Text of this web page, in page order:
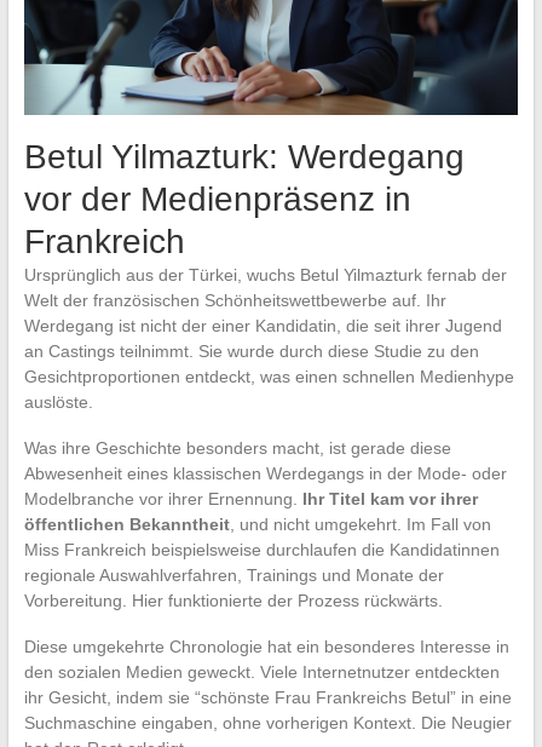
Betul Yilmazturk: Werdegang
vor der Medienpräsenz in
Frankreich
Ursprünglich aus der Türkei, wuchs Betul Yilmazturk fernab der
Welt der französischen Schönheitswettbewerbe auf. Ihr
Werdegang ist nicht der einer Kandidatin, die seit ihrer Jugend
an Castings teilnimmt. Sie wurde durch diese Studie zu den
Gesichtproportionen entdeckt, was einen schnellen Medienhype
auslöste.
Was ihre Geschichte besonders macht, ist gerade diese
Abwesenheit eines klassischen Werdegangs in der Mode- oder
Modelbranche vor ihrer Ernennung. Ihr Titel kam vor ihrer
öffentlichen Bekanntheit, und nicht umgekehrt. Im Fall von
Miss Frankreich beispielsweise durchlaufen die Kandidatinnen
regionale Auswahlverfahren, Trainings und Monate der
Vorbereitung. Hier funktionierte der Prozess rückwärts.
Diese umgekehrte Chronologie hat ein besonderes Interesse in
den sozialen Medien geweckt. Viele Internetnutzer entdeckten
ihr Gesicht, indem sie “schönste Frau Frankreichs Betul” in eine
Suchmaschine eingaben, ohne vorherigen Kontext. Die Neugier